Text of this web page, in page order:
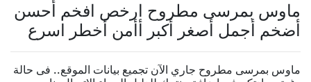
ماوس بمرسى مطروح ارخص افخم أحسن
أضخم أجمل أصغر أكبر أأمن أخطر اسرع
ماوس بمرسى مطروح جاري الآن تجميع بيانات الموقع.. فى حالة